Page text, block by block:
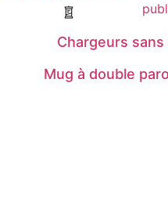
Chargeurs
Mug à double